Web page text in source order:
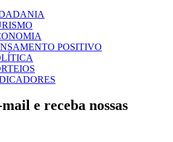
POSITIVO
e receba nossas